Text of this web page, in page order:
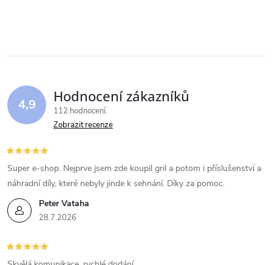
l
d
a
c
í
p
r
v
4,9 Hodnocení zákazníků
112 hodnocení
Zobrazit recenze
Peter Vataha
28.7.2026
Super e-shop. Nejprve jsem zde koupil gril a potom i příslušenství a
náhradní díly, které nebyly jinde k sehnání. Díky za pomoc.